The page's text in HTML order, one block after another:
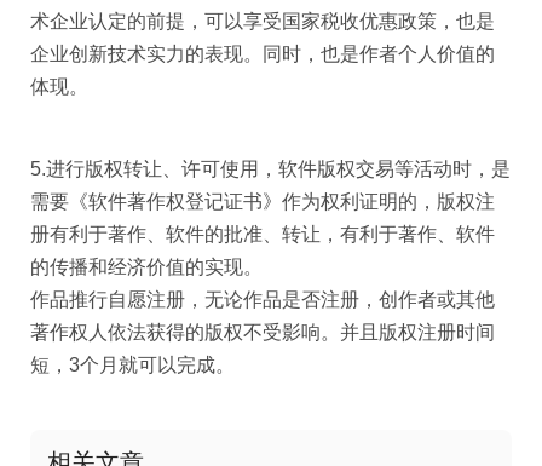
术企业认定的前提，可以享受国家税收优惠政策，也是
企业创新技术实力的表现。同时，也是作者个人价值的
体现。
5.进行版权转让、许可使用，软件版权交易等活动时，是
需要《软件著作权登记证书》作为权利证明的，版权注
册有利于著作、软件的批准、转让，有利于著作、软件
的传播和经济价值的实现。
作品推行自愿注册，无论作品是否注册，创作者或其他
著作权人依法获得的版权不受影响。并且版权注册时间
短，3个月就可以完成。